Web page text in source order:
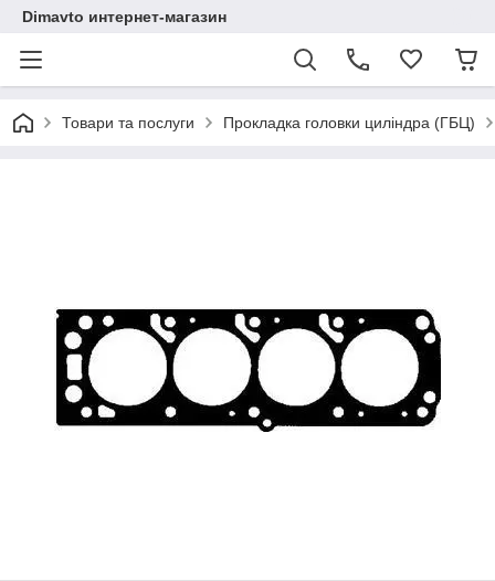
Dimavto интернет-магазин
Товари та послуги Прокладка головки циліндра (ГБЦ)